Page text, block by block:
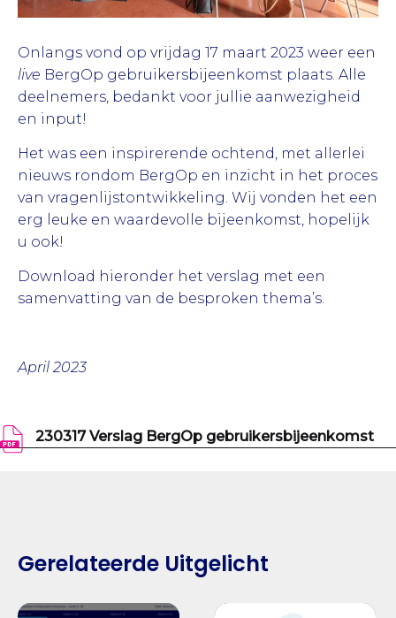
Onlangs vond op vrijdag 17 maart 2023 weer een
live BergOp gebruikersbijeenkomst plaats. Alle
deelnemers, bedankt voor jullie aanwezigheid
en input!
Het was een inspirerende ochtend, met allerlei
nieuws rondom BergOp en inzicht in het proces
van vragenlijstontwikkeling. Wij vonden het een
erg leuke en waardevolle bijeenkomst, hopelijk
u ook!
Download hieronder het verslag met een
samenvatting van de besproken thema’s.
April 2023
230317 Verslag BergOp gebruikersbijeenkomst
Gerelateerde Uitgelicht